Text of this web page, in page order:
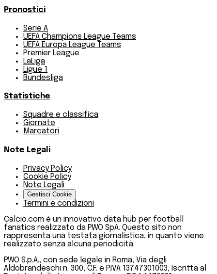
Pronostici
Serie A
UEFA Champions League Teams
UEFA Europa League Teams
Premier League
LaLiga
Ligue 1
Bundesliga
Statistiche
Squadre e classifica
Giornate
Marcatori
Note Legali
Privacy Policy
Cookie Policy
Note Legali
Gestisci Cookie
Termini e condizioni
Calcio.com è un innovativo data hub per football
fanatics realizzato da PWO SpA. Questo sito non
rappresenta una testata giornalistica, in quanto viene
realizzato senza alcuna periodicità.
PWO S.p.A., con sede legale in Roma, Via degli
Aldobrandeschi n. 300, C.F. e P.IVA 13747301003, Iscritta al